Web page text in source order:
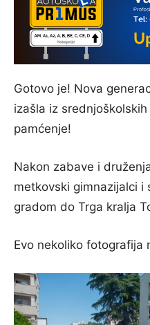
Gotovo je! Nova
izašla iz
pamćenje!
Nakon zabave i
metkovski gimnazijalci i
gradom do Trga kralja
Evo nekoliko fotografija